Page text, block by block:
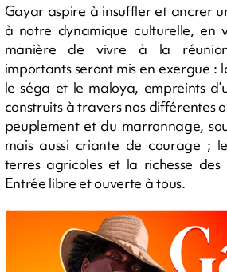
Gayar aspire à insuffler et ancrer
à notre dynamique culturelle, en
manière de vivre à la
importants seront mis en exergue :
le séga et le maloya, empreints
construits à travers nos différentes
peuplement et du marronnage,
mais aussi criante de courage ;
terres agricoles et la richesse
Entrée libre et ouverte à tous.